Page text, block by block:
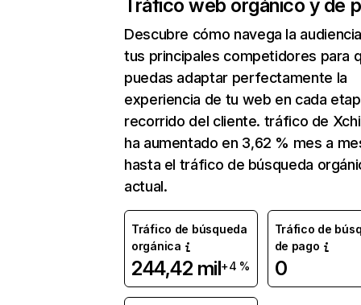
Tráfico web orgánico y de
Descubre cómo navega la
tus principales competidores para
puedas adaptar perfectamente la
experiencia de tu web en cada
recorrido del cliente. tráfico de
ha aumentado en 3,62 % mes a
hasta el tráfico de búsqueda
actual.
Tráfico de búsqueda
orgánica
244,42 mil+4 %
Tráfico de
de pago
0